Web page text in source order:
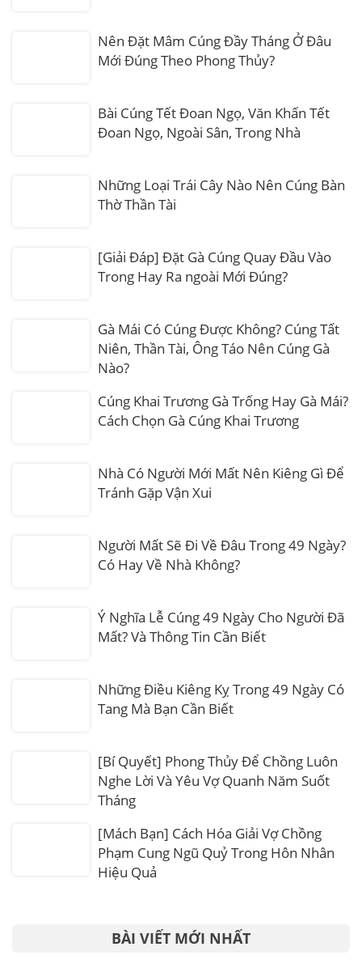
Nên Đặt Mâm Cúng Đầy Tháng Ở Đâu
Mới Đúng Theo Phong Thủy?
Bài Cúng Tết Đoan Ngọ, Văn Khấn Tết
Đoan Ngọ, Ngoài Sân, Trong Nhà
Những Loại Trái Cây Nào Nên Cúng Bàn
Thờ Thần Tài
[Giải Đáp] Đặt Gà Cúng Quay Đầu Vào
Trong Hay Ra ngoài Mới Đúng?
Gà Mái Có Cúng Được Không? Cúng Tất
Niên, Thần Tài, Ông Táo Nên Cúng Gà
Nào?
Cúng Khai Trương Gà Trống Hay Gà Mái?
Cách Chọn Gà Cúng Khai Trương
Nhà Có Người Mới Mất Nên Kiêng Gì Để
Tránh Gặp Vận Xui
Người Mất Sẽ Đi Về Đâu Trong 49 Ngày?
Có Hay Về Nhà Không?
Ý Nghĩa Lễ Cúng 49 Ngày Cho Người Đã
Mất? Và Thông Tin Cần Biết
Những Điều Kiêng Kỵ Trong 49 Ngày Có
Tang Mà Bạn Cần Biết
[Bí Quyết] Phong Thủy Để Chồng Luôn
Nghe Lời Và Yêu Vợ Quanh Năm Suốt
Tháng
[Mách Bạn] Cách Hóa Giải Vợ Chồng
Phạm Cung Ngũ Quỷ Trong Hôn Nhân
Hiệu Quả
BÀI VIẾT MỚI NHẤT